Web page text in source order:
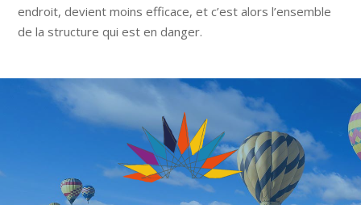
endroit, devient moins efficace, et c’est alors l’ensemble
de la structure qui est en danger.